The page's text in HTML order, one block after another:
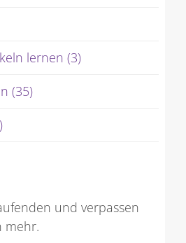
lernen (3)
(35)
und verpassen
mehr.